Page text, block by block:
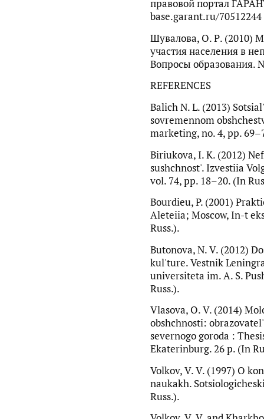
правовой портал
base.garant.ru/
Шувалова, О. Р. (2010)
участия населения в
Вопросы образования.
REFERENCES
Balich N. L. (2013)
sovremennom
marketing, no. 4, pp.
Biriukova, I. K. (2012)
sushchnost'. Izvestiia
vol. 74, pp. 18–20. (In
Bourdieu, P. (2001)
Aleteiia; Moscow, In-t
Russ.).
Butonova, N. V. (2012)
kul'ture. Vestnik
universiteta im. A. S.
Russ.).
Vlasova, O. V. (2014)
obshchnosti:
severnogo goroda :
Ekaterinburg. 26 p. (In
Volkov, V. V. (1997) O
naukakh.
Russ.).